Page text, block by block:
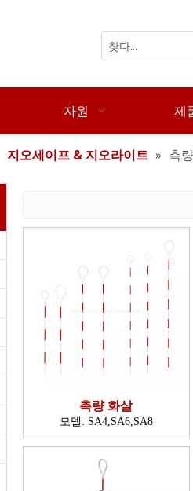
자원 제
지오세이프 & 지오라이트 » 측
측량 화살
모델: SA4,SA6,SA8